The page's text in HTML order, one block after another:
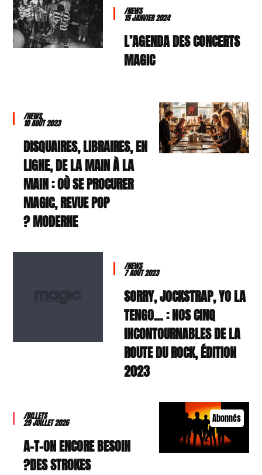
/NEWS
15 JANVIER 2024
L’AGENDA DES CONCERTS
MAGIC
/NEWS
10 AOÛT 2023
DISQUAIRES, LIBRAIRES, EN
LIGNE, DE LA MAIN À LA
MAIN : OÙ SE PROCURER
MAGIC, REVUE POP
MODERNE ?
/NEWS
7 AOÛT 2023
SORRY, JOCKSTRAP, YO LA
TENGO… : NOS CINQ
INCONTOURNABLES DE LA
ROUTE DU ROCK, ÉDITION
2023
Abonnés
/BILLETS
29 JUILLET 2026
A-T-ON ENCORE BESOIN
DES STROKES?